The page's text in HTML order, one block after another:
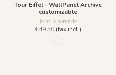
Tour Eiffel - WallPanel Archive
customizable
le m² à partir de
€49.50(tax incl.)